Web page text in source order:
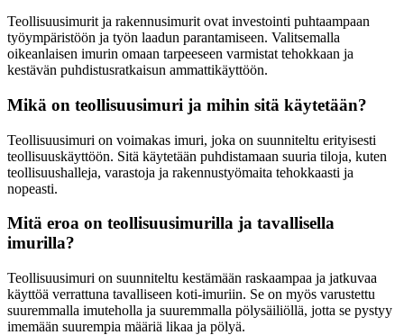
Teollisuusimurit ja rakennusimurit ovat investointi puhtaampaan
työympäristöön ja työn laadun parantamiseen. Valitsemalla
oikeanlaisen imurin omaan tarpeeseen varmistat tehokkaan ja
kestävän puhdistusratkaisun ammattikäyttöön.
Mikä on teollisuusimuri ja mihin sitä käytetään?
Teollisuusimuri on voimakas imuri, joka on suunniteltu erityisesti
teollisuuskäyttöön. Sitä käytetään puhdistamaan suuria tiloja, kuten
teollisuushalleja, varastoja ja rakennustyömaita tehokkaasti ja
nopeasti.
Mitä eroa on teollisuusimurilla ja tavallisella
imurilla?
Teollisuusimuri on suunniteltu kestämään raskaampaa ja jatkuvaa
käyttöä verrattuna tavalliseen koti-imuriin. Se on myös varustettu
suuremmalla imuteholla ja suuremmalla pölysäiliöllä, jotta se pystyy
imemään suurempia määriä likaa ja pölyä.